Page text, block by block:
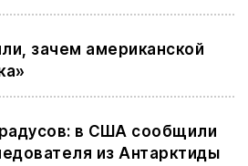
зачем американской
в США сообщили
из Антарктиды